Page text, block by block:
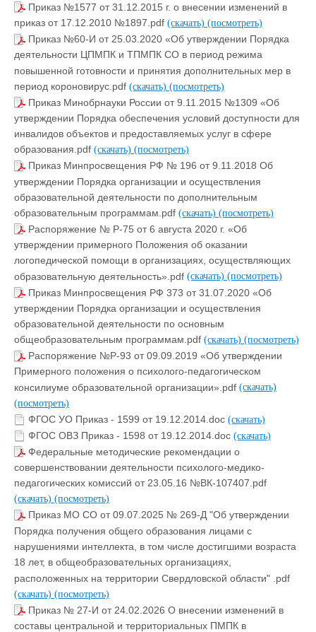
Приказ №1577 от 31.12.2015 г. о внесении изменений в
приказ от 17.12.2010 №1897.pdf (скачать) (посмотреть)
Приказ №60-И от 25.03.2020 «Об утверждении Порядка
деятельности ЦПМПК и ТПМПК СО в период режима
повышенной готовности и принятия дополнительных мер в
период короновирус.pdf (скачать) (посмотреть)
Приказ Минобрнауки России от 9.11.2015 №1309 «Об
утверждении Порядка обеспечения условий доступности для
инвалидов объектов и предоставляемых услуг в сфере
образования.pdf (скачать) (посмотреть)
Приказ Минпросвещения РФ № 196 от 9.11.2018 Об
утверждении Порядка организации и осуществления
образовательной деятельности по дополнительным
образовательным программам.pdf (скачать) (посмотреть)
Распоряжение № Р-75 от 6 августа 2020 г. «Об
утверждении примерного Положения об оказании
логопедической помощи в организациях, осуществляющих
образовательную деятельность».pdf (скачать) (посмотреть)
Приказ Минпросвещения РФ 373 от 31.07.2020 «Об
утверждении Порядка организации и осуществления
образовательной деятельности по основным
общеобразовательным программам.pdf (скачать) (посмотреть)
Распоряжение №Р-93 от 09.09.2019 «Об утверждении
Примерного положения о психолого-педагогическом
консилиуме образовательной организации».pdf (скачать)
(посмотреть)
ФГОС УО Приказ - 1599 от 19.12.2014.doc (скачать)
ФГОС ОВЗ Приказ - 1598 от 19.12.2014.doc (скачать)
Федеральные методические рекомендации о
совершенствовании деятельности психолого-медико-
педагогических комиссий от 23.05.16 №ВК-107407.pdf
(скачать) (посмотреть)
Приказ МО СО от 09.07.2025 № 269-Д "Об утверждении
Порядка получения общего образования лицами с
нарушениями интеллекта, в том числе достигшими возраста
18 лет, в общеобразовательных организациях,
расположенных на территории Свердловской области" .pdf
(скачать) (посмотреть)
Приказ № 27-И от 24.02.2026 О внесении изменений в
составы центральной и территориальных ПМПК в